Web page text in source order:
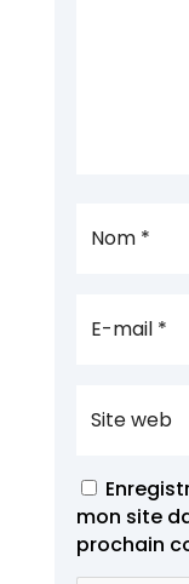
mon site
prochain